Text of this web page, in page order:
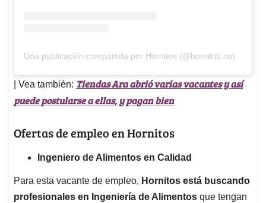
Una publicación compartida por Hornitos (@hornitos.co)
| Vea también: Tiendas Ara abrió varias vacantes y así
puede postularse a ellas, y pagan bien
Ofertas de empleo en Hornitos
Ingeniero de Alimentos en Calidad
Para esta vacante de empleo, Hornitos está buscando
profesionales en Ingeniería de Alimentos que tengan